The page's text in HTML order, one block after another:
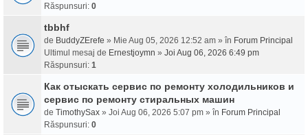
Răspunsuri: 0
tbbhf
de BuddyZErefe » Mie Aug 05, 2026 12:52 am » în Forum Principal
Ultimul mesaj de Ernestjoymn » Joi Aug 06, 2026 6:49 pm
Răspunsuri: 1
Как отыскать сервис по ремонту холодильников и
сервис по ремонту стиральных машин
de TimothySax » Joi Aug 06, 2026 5:07 pm » în Forum Principal
Răspunsuri: 0